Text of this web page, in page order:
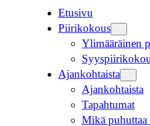
Etusivu
Piirikokous
Ylimääräinen
Ajankohtaista
Ajankohtaista
Tapahtumat
Mikä puhuttaa